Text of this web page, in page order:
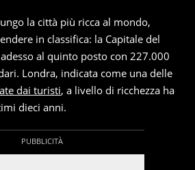
la città più ricca al mondo,
in classifica: la Capitale del
al quinto posto con 227.000
Londra, indicata come una delle
dai turisti, a livello di ricchezza ha
dieci anni.